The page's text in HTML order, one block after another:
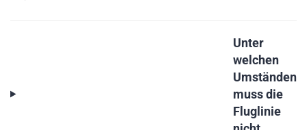
Unter
welchen
Umständen
muss die
Fluglinie